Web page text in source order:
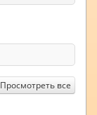
Просмотреть все